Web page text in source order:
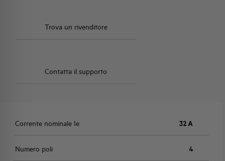
Trova un rivenditore
Contatta il supporto
Corrente nominale Ie 32 A
Numero poli 4